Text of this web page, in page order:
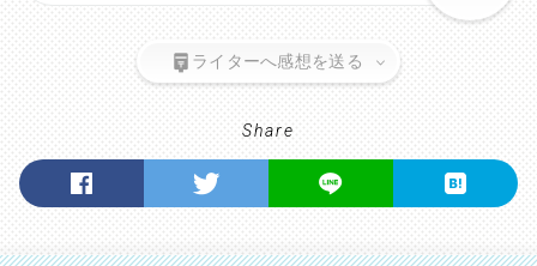
ライターへ感想を送る
Share